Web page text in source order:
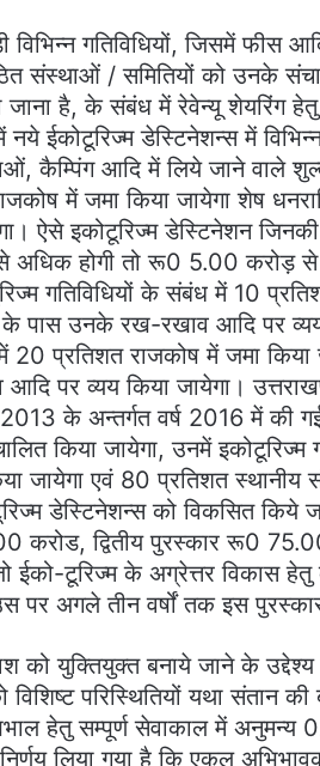
गतिविधियों, जिसमें फीस
संस्थाओं / समितियों को उनके
है, के संबंध में रेवेन्यू शेयरिंग हेतु
में नये ईकोटूरिज्म डेस्टिनेशन्स में
कैम्पिंग आदि में लिये जाने वाले
में जमा किया जायेगा शेष
ऐसे इकोटूरिज्म डेस्टिनेशन
होगी तो रू0 5.00 करोड़ से
गतिविधियों के संबंध में 10
पास उनके रख-रखाव आदि पर व्यय
प्रतिशत राजकोष में जमा किया
पर व्यय किया जायेगा।
के अन्तर्गत वर्ष 2016 में की
किया जायेगा, उनमें इकोटूरिज्म
जायेगा एवं 80 प्रतिशत
डेस्टिनेशन्स को विकसित किये
करोड, द्वितीय पुरस्कार रू0
टूरिज्म के अग्रेत्तर विकास हेतु
पर अगले तीन वर्षों तक इस
को युक्तियुक्त बनाये जाने के
परिस्थितियों यथा संतान की
हेतु सम्पूर्ण सेवाकाल में अनुमन्य
लिया गया है कि एकल